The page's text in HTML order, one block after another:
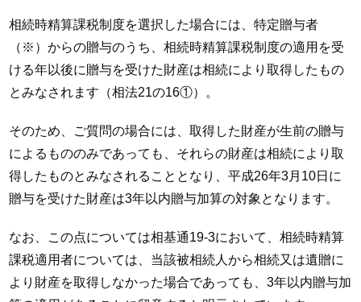
相続時精算課税制度を選択した場合には、特定贈与者
（※）からの贈与のうち、相続時精算課税制度の適用を受
ける年以後に贈与を受けた財産は相続により取得したもの
とみなされます（相法21の16①）。
そのため、ご質問の場合には、取得した財産が生前の贈与
によるもののみであっても、それらの財産は相続により取
得したものとみなされることとなり、平成26年3月10日に
贈与を受けた財産は3年以内贈与加算の対象となります。
なお、この点については相基通19-3において、相続時精算
課税適用者については、当該被相続人から相続又は遺贈に
より財産を取得しなかった場合であっても、3年以内贈与加